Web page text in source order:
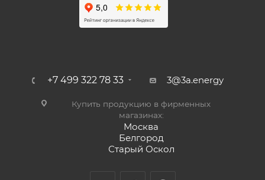
+7 499 322 78 33 3@3a.energy
Купить продукцию в фирменных
магазинах:
Москва
Белгород
Старый Оскол